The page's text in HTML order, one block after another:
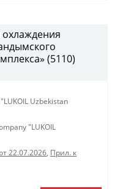
(5110)
Uzbekistan
"LUKOIL
22.07.2026, Прил. к